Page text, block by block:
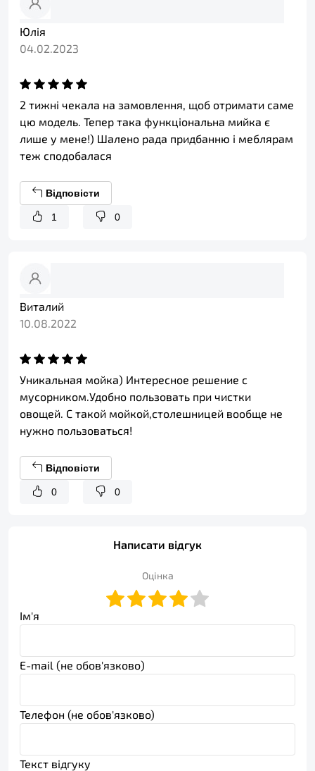
Юлія
04.02.2023
2 тижні чекала на замовлення, щоб отримати саме
цю модель. Тепер така функціональна мийка є
лише у мене!) Шалено рада придбанню і меблярам
теж сподобалася
Відповісти
1 0
Виталий
10.08.2022
Уникальная мойка) Интересное решение с
мусорником.Удобно пользовать при чистки
овощей. С такой мойкой,столешницей вообще не
нужно пользоваться!
Відповісти
0 0
Написати відгук
Оцінка
Ім'я
E-mail (не обов'язково)
Телефон (не обов'язково)
Текст відгуку